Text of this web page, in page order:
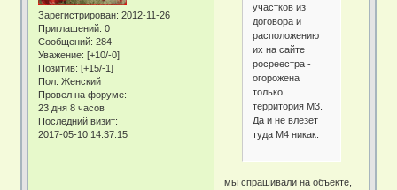
Зарегистрирован: 2012-11-26
Приглашений: 0
Сообщений: 284
Уважение: [+10/-0]
Позитив: [+15/-1]
Пол: Женский
Провел на форуме:
23 дня 8 часов
Последний визит:
2017-05-10 14:37:15
участков из
договора и
расположению
их на сайте
росреестра -
огорожена
только
территория М3.
Да и не влезет
туда М4 никак.
мы спрашивали на объекте,